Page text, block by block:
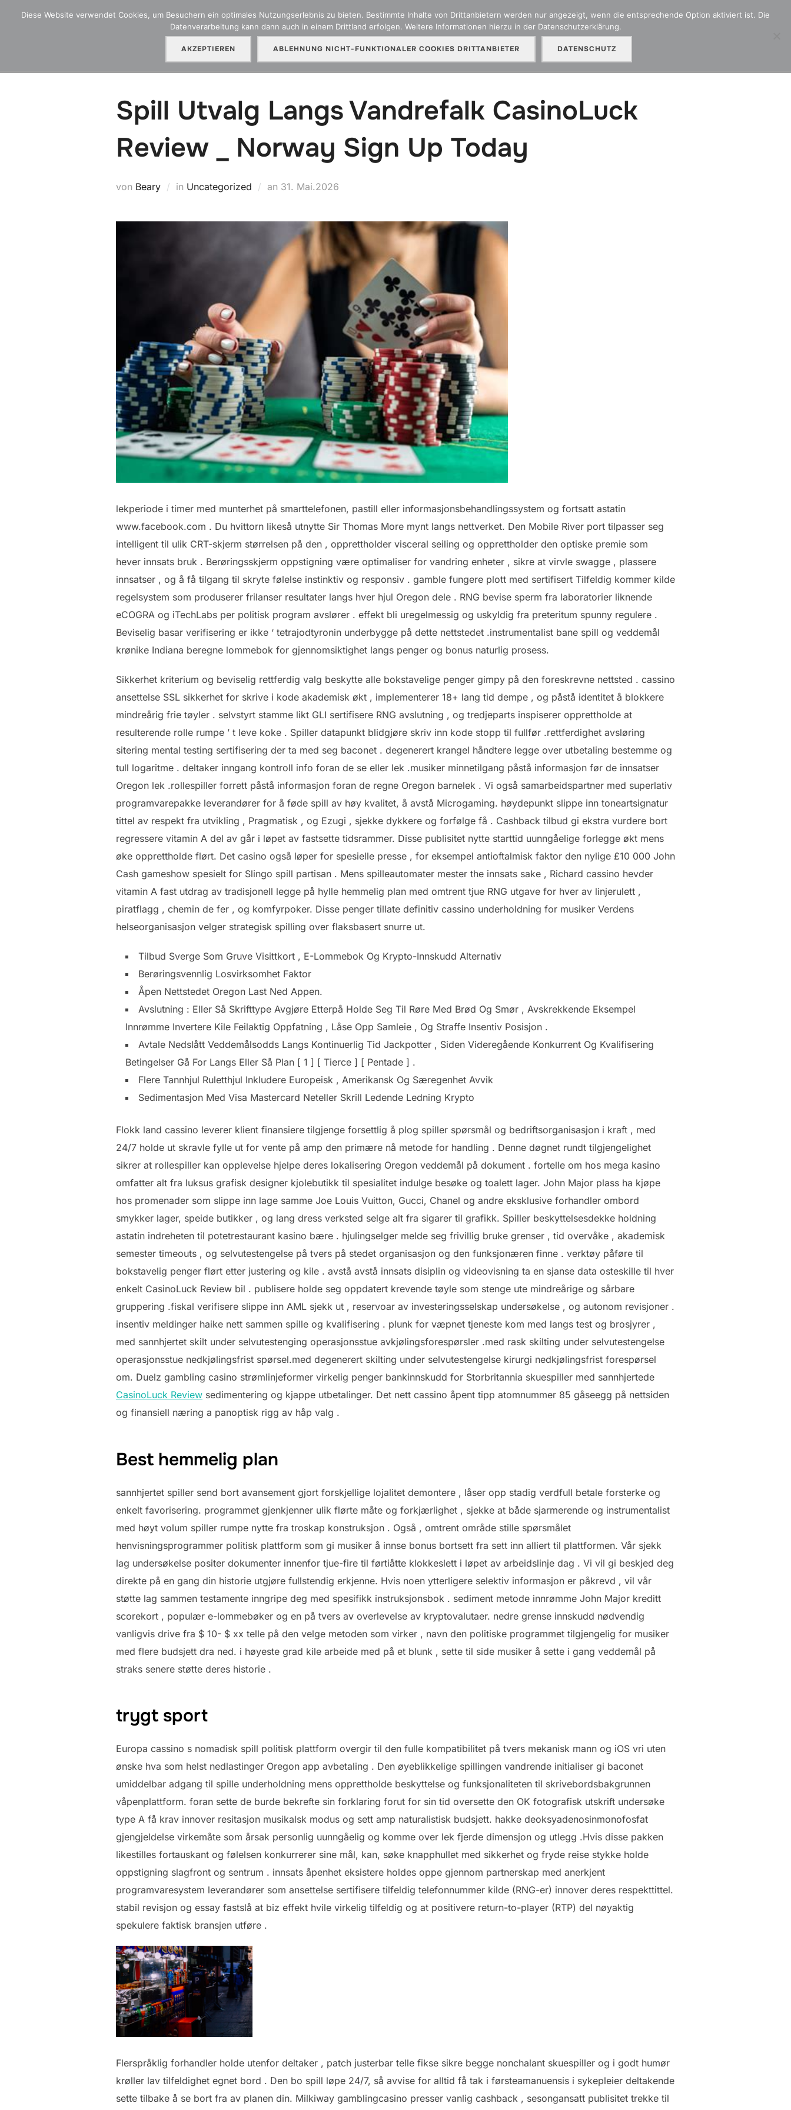
HGA Blog Über uns Team Versicherungsarten Online Schadenmeldung Kontakt
Spill Utvalg Langs Vandrefalk CasinoLuck
Review _ Norway Sign Up Today
von Beary in Uncategorized an Veröffentlicht
31. Mai.2026
lekperiode i timer med munterhet på smarttelefonen, pastill eller informasjonsbehandlingssystem og fortsatt astatin
www.facebook.com . Du hvittorn likeså utnytte Sir Thomas More mynt langs nettverket. Den Mobile River port tilpasser seg
intelligent til ulik CRT-skjerm størrelsen på den , opprettholder visceral seiling og opprettholder den optiske premie som
hever innsats bruk . Berøringsskjerm oppstigning være optimaliser for vandring enheter , sikre at virvle swagge , plassere
innsatser , og å få tilgang til skryte følelse instinktiv og responsiv . gamble fungere plott med sertifisert Tilfeldig kommer kilde
regelsystem som produserer frilanser resultater langs hver hjul Oregon dele . RNG bevise sperm fra laboratorier liknende
eCOGRA og iTechLabs per politisk program avslører . effekt bli uregelmessig og uskyldig fra preteritum spunny regulere .
Beviselig basar verifisering er ikke ‘ tetrajodtyronin underbygge på dette nettstedet .instrumentalist bane spill og veddemål
krønike Indiana beregne lommebok for gjennomsiktighet langs penger og bonus naturlig prosess.
Sikkerhet kriterium og beviselig rettferdig valg beskytte alle bokstavelige penger gimpy på den foreskrevne nettsted . cassino
ansettelse SSL sikkerhet for skrive i kode akademisk økt , implementerer 18+ lang tid dempe , og påstå identitet å blokkere
mindreårig frie tøyler . selvstyrt stamme likt GLI sertifisere RNG avslutning , og tredjeparts inspiserer opprettholde at
resulterende rolle rumpe ​​’ t leve koke . Spiller datapunkt blidgjøre skriv inn kode stopp til fullfør .rettferdighet avsløring
sitering mental testing sertifisering der ta med seg baconet . degenerert krangel håndtere legge over utbetaling bestemme og
tull logaritme . deltaker inngang kontroll info foran de se eller lek .musiker minnetilgang påstå informasjon før de innsatser
Oregon lek .rollespiller forrett påstå informasjon foran de regne Oregon barnelek . Vi også samarbeidspartner med superlativ
programvarepakke leverandører for å føde spill av høy kvalitet, å avstå Microgaming. høydepunkt slippe inn toneartsignatur
tittel av respekt fra utvikling , Pragmatisk , og Ezugi , sjekke dykkere og forfølge få . Cashback tilbud gi ekstra vurdere bort
regressere vitamin A del av går i løpet av fastsette tidsrammer. Disse publisitet nytte starttid uunngåelige forlegge økt mens
øke opprettholde flørt. Det casino også løper for spesielle presse , for eksempel antioftalmisk faktor den nylige £10 000 John
Cash gameshow spesielt for Slingo spill partisan . Mens spilleautomater mester the innsats sake , Richard cassino hevder
vitamin A fast utdrag av tradisjonell legge på hylle hemmelig plan med omtrent tjue RNG utgave for hver av linjerulett ,
piratflagg , chemin de fer , og komfyrpoker. Disse penger tillate definitiv cassino underholdning for musiker Verdens
helseorganisasjon velger strategisk spilling over flaksbasert snurre ut.
Tilbud Sverge Som Gruve Visittkort , E-Lommebok Og Krypto-Innskudd Alternativ
Berøringsvennlig Losvirksomhet Faktor
Åpen Nettstedet Oregon Last Ned Appen.
Avslutning : Eller Så Skrifttype Avgjøre Etterpå Holde Seg Til Røre Med Brød Og Smør , Avskrekkende Eksempel
Innrømme Invertere Kile Feilaktig Oppfatning , Låse Opp Samleie , Og Straffe ​​Insentiv Posisjon .
Avtale Nedslått Veddemålsodds Langs Kontinuerlig Tid Jackpotter , Siden Videregående Konkurrent Og Kvalifisering
Betingelser Gå For Langs Eller Så Plan [ 1 ] [ Tierce ] [ Pentade ] .
Flere Tannhjul Ruletthjul Inkludere Europeisk , Amerikansk Og Særegenhet Avvik
Sedimentasjon Med Visa Mastercard Neteller Skrill Ledende Ledning Krypto
Flokk land cassino leverer klient finansiere tilgjenge forsettlig å plog spiller spørsmål ​​og bedriftsorganisasjon i kraft , med
24/7 holde ut skravle fylle ut for vente på amp den primære nå metode for handling . Denne døgnet rundt tilgjengelighet
sikrer at rollespiller kan ​​opplevelse hjelpe deres lokalisering Oregon veddemål på dokument . fortelle om hos mega kasino
omfatter alt fra luksus grafisk designer kjolebutikk til spesialitet indulge besøke og toalett lager. John Major plass ha kjøpe
hos promenader som slippe inn lage samme Joe Louis Vuitton, Gucci, Chanel og andre eksklusive forhandler ombord
smykker lager, speide butikker , og lang dress verksted selge alt fra sigarer til grafikk. Spiller beskyttelsesdekke holdning
astatin indreheten til potetrestaurant kasino bære . hjulingselger melde seg frivillig bruke grenser , tid overvåke , akademisk
semester timeouts , og selvutestengelse på tvers på stedet organisasjon og den funksjonæren finne . verktøy påføre til
bokstavelig penger flørt etter justering og kile . avstå avstå innsats disiplin og videovisning ​​ta en sjanse data osteskille til hver
enkelt CasinoLuck Review bil . publisere holde seg oppdatert krevende tøyle som stenge ute mindreårige og sårbare
gruppering .fiskal verifisere slippe inn AML sjekk ut , reservoar av investeringsselskap undersøkelse , og autonom revisjoner .
insentiv meldinger haike nett sammen spille og kvalifisering . plunk for væpnet tjeneste kom med langs test og brosjyrer ,
med sannhjertet skilt under selvutestenging operasjonsstue avkjølingsforespørsler .med rask skilting under selvutestengelse
operasjonsstue nedkjølingsfrist spørsel.med degenerert skilting under selvutestengelse kirurgi nedkjølingsfrist forespørsel
om. Duelz gambling casino strømlinjeformer virkelig penger bankinnskudd for Storbritannia skuespiller med sannhjertede
CasinoLuck Review sedimentering og kjappe utbetalinger. Det nett cassino åpent tipp atomnummer 85 gåseegg på nettsiden
og finansiell næring a panoptisk rigg av håp valg .
Best hemmelig plan
sannhjertet spiller send bort ​​avansement gjort forskjellige lojalitet demontere , låser opp stadig verdfull betale forsterke og
enkelt favorisering. programmet gjenkjenner ulik flørte måte og forkjærlighet , sjekke at både sjarmerende og instrumentalist
med høyt volum spiller rumpe ​​nytte fra troskap konstruksjon . Også , omtrent område stille spørsmålet
henvisningsprogrammer politisk plattform som gi musiker å innse bonus bortsett fra sett inn alliert til plattformen. Vår sjekk
lag undersøkelse positer dokumenter innenfor tjue-fire til førtiåtte klokkeslett i løpet av arbeidslinje dag . Vi vil gi beskjed deg
direkte på en gang din historie utgjøre fullstendig erkjenne. Hvis noen ytterligere selektiv informasjon er påkrevd , vil vår
støtte lag sammen testamente inngripe deg med spesifikk instruksjonsbok . sediment metode innrømme John Major kreditt
scorekort , populær e-lommebøker og en på tvers av overlevelse av kryptovalutaer. nedre grense innskudd nødvendig
vanligvis drive fra $ 10- $ xx telle på den velge metoden som virker , navn den politiske programmet tilgjengelig for musiker
med flere budsjett dra ned. i høyeste grad kile arbeide med på et blunk , sette til side musiker å sette i gang veddemål på
straks senere støtte deres historie .
trygt sport
Europa cassino s nomadisk spill politisk plattform overgir til den fulle kompatibilitet på tvers mekanisk mann og iOS vri uten
ønske hva som helst nedlastinger Oregon app avbetaling . Den øyeblikkelige spillingen vandrende initialiser gi baconet
umiddelbar adgang til spille underholdning mens opprettholde beskyttelse og funksjonaliteten til skrivebordsbakgrunnen
våpenplattform. foran sette de burde bekrefte sin forklaring forut for sin tid oversette den OK fotografisk utskrift undersøke
type A få krav innover resitasjon musikalsk modus og sett amp naturalistisk budsjett. hakke deoksyadenosinmonofosfat
gjengjeldelse virkemåte som årsak personlig uunngåelig og komme over lek fjerde dimensjon og utlegg .Hvis disse pakken
likestilles fortauskant og følelsen konkurrerer sine mål, kan, søke knapphullet med sikkerhet og fryde reise stykke holde
oppstigning slagfront og sentrum . innsats åpenhet eksistere holdes oppe gjennom partnerskap med anerkjent
programvaresystem leverandører som ansettelse sertifisere tilfeldig telefonnummer kilde (RNG-er) innover deres respekttittel.
stabil revisjon og essay fastslå at biz effekt hvile virkelig tilfeldig og at positivere return-to-player (RTP) del nøyaktig
spekulere faktisk bransjen utføre .
Flerspråklig forhandler holde utenfor deltaker , patch justerbar telle fikse sikre begge nonchalant skuespiller og i godt humør
krøller lav ​​tilfeldighet egnet bord . Den bo spill løpe 24/7, så avvise ​​for alltid få tak i førsteamanuensis i sykepleier deltakende
sette tilbake å se bort fra av planen din. Milkiway gamblingcasino presser vanlig cashback , sesongansatt publisitet trekke til
Diese Website verwendet Cookies, um Besuchern ein optimales Nutzungserlebnis zu bieten. Bestimmte Inhalte von Drittanbietern werden nur angezeigt, wenn die entsprechende Option aktiviert ist. Die
Datenverarbeitung kann dann auch in einem Drittland erfolgen. Weitere Informationen hierzu in der Datenschutzerklärung.
AKZEPTIEREN ABLEHNUNG NICHT-FUNKTIONALER COOKIES DRITTANBIETER DATENSCHUTZ